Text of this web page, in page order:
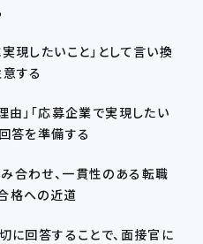
現したいこと」として言い換
する
由」「応募企業で実現したい
答を準備する
合わせ、一貫性のある転職
格への近道
に回答することで、面接官に